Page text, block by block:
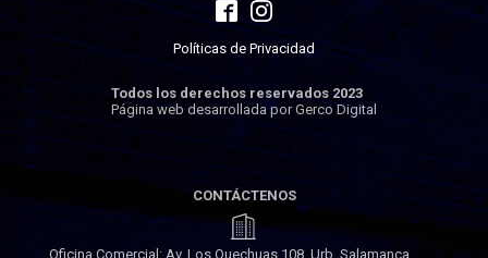
Políticas de Privacidad
Todos los derechos reservados 2023
Página web desarrollada por Gerco Digital
CONTÁCTENOS
Oficina Comercial: Av. Los Quechuas 108, Urb. Salamanca,